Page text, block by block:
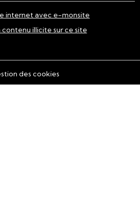
internet avec e-monsite
contenu illicite sur ce site
des cookies